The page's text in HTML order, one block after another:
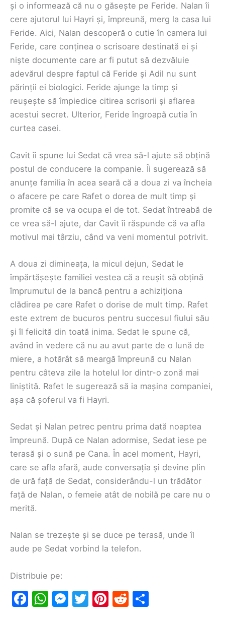
și o informează că nu o găsește pe Feride. Nalan îi
cere ajutorul lui Hayri și, împreună, merg la casa lui
Feride. Aici, Nalan descoperă o cutie în camera lui
Feride, care conținea o scrisoare destinată ei și
niște documente care ar fi putut să dezvăluie
adevărul despre faptul că Feride și Adil nu sunt
părinții ei biologici. Feride ajunge la timp și
reușește să împiedice citirea scrisorii și aflarea
acestui secret. Ulterior, Feride îngroapă cutia în
curtea casei.
Cavit îi spune lui Sedat că vrea să-l ajute să obțină
postul de conducere la companie. Îi sugerează să
anunțe familia în acea seară că a doua zi va încheia
o afacere pe care Rafet o dorea de mult timp și
promite că se va ocupa el de tot. Sedat întreabă de
ce vrea să-l ajute, dar Cavit îi răspunde că va afla
motivul mai târziu, când va veni momentul potrivit.
A doua zi dimineața, la micul dejun, Sedat le
împărtășește familiei vestea că a reușit să obțină
împrumutul de la bancă pentru a achiziționa
clădirea pe care Rafet o dorise de mult timp. Rafet
este extrem de bucuros pentru succesul fiului său
și îl felicită din toată inima. Sedat le spune că,
având în vedere că nu au avut parte de o lună de
miere, a hotărât să meargă împreună cu Nalan
pentru câteva zile la hotelul lor dintr-o zonă mai
liniștită. Rafet le sugerează să ia mașina companiei,
așa că șoferul va fi Hayri.
Sedat și Nalan petrec pentru prima dată noaptea
împreună. După ce Nalan adormise, Sedat iese pe
terasă și o sună pe Cana. În acel moment, Hayri,
care se afla afară, aude conversația și devine plin
de ură față de Sedat, considerându-l un trădător
față de Nalan, o femeie atât de nobilă pe care nu o
merită.
Nalan se trezește și se duce pe terasă, unde îl
aude pe Sedat vorbind la telefon.
Distribuie pe:
F
W M T
Pi R